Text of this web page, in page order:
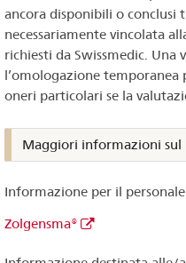
ancora disponibili o conclusi
necessariamente vincolata
richiesti da Swissmedic.
l’omologazione temporanea
oneri particolari se la
Maggiori informazioni sul
Informazione per il
Zolgensma®